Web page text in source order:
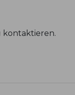
kontaktieren.